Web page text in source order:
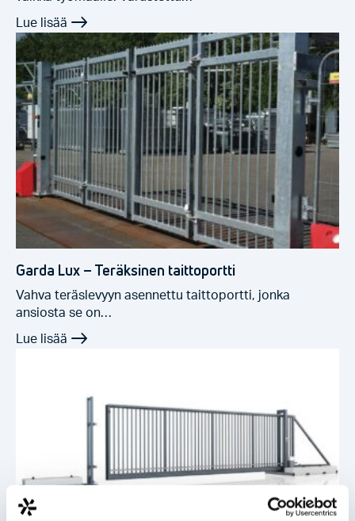
Garda Lux – Teräksinen taittoportti
Vahva teräslevyyn asennettu taittoportti, jonka
ansiosta se on…